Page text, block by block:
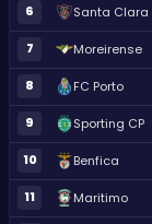
6 Santa Clara
7 Moreirense
8 FC Porto
9 Sporting CP
10 Benfica
11 Maritimo